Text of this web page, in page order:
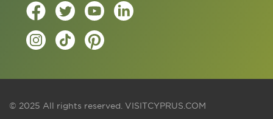
© 2025 All rights reserved. VISITCYPRUS.COM